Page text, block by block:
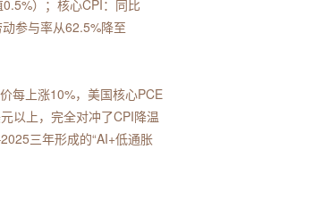
）；核心CPI：同比
参与率从62.5%降至
每上涨10%，美国核心PCE
以上，完全对冲了CPI降温
三年形成的“AI+低通胀